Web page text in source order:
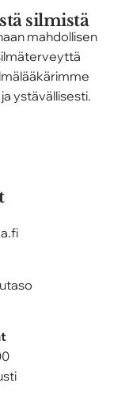
silmistä
mahdollisen
ystävällisesti.